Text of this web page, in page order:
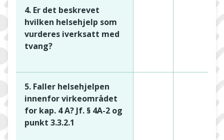
4. Er det beskrevet
hvilken helsehjelp som
vurderes iverksatt med
tvang?
5. Faller helsehjelpen
innenfor virkeområdet
for kap. 4 A? Jf. § 4A-2 og
punkt 3.3.2.1